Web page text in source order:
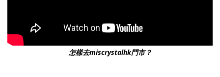
怎樣去miscrystalhk門市？